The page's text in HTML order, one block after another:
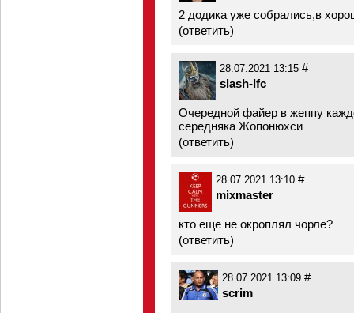
2 додика уже собрались,в
(ответить)
28.07.2021 13:15 #
slash-lfc
Очередной файер в жеппу
середняка Жопонюхси
(ответить)
28.07.2021 13:10 #
mixmaster
кто еще не окроплял чорле?
(ответить)
28.07.2021 13:09 #
scrim